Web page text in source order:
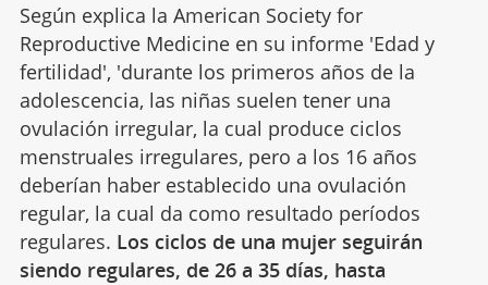
Según explica la American Society for
Reproductive Medicine en su informe 'Edad y
fertilidad', 'durante los primeros años de la
adolescencia, las niñas suelen tener una
ovulación irregular, la cual produce ciclos
menstruales irregulares, pero a los 16 años
deberían haber establecido una ovulación
regular, la cual da como resultado períodos
regulares. Los ciclos de una mujer seguirán
siendo regulares, de 26 a 35 días, hasta